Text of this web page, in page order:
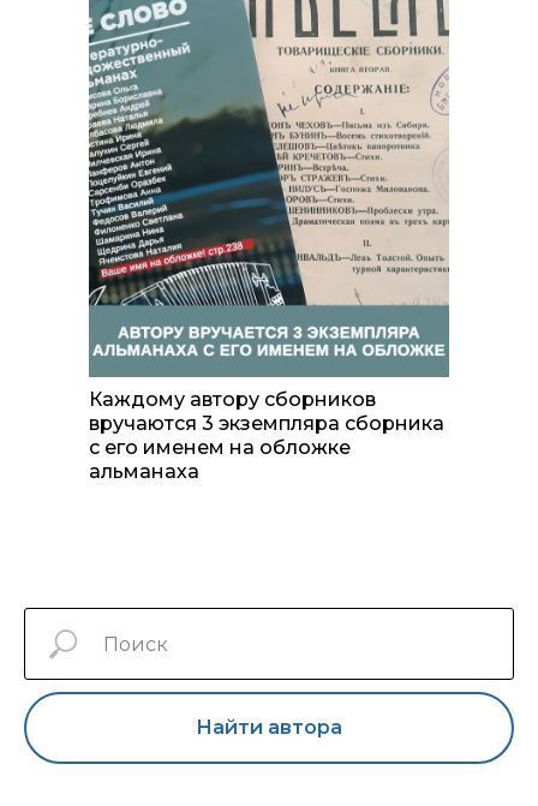
Каждому автору сборников
вручаются 3 экземпляра сборника
с его именем на обложке
альманаха
Найти автора